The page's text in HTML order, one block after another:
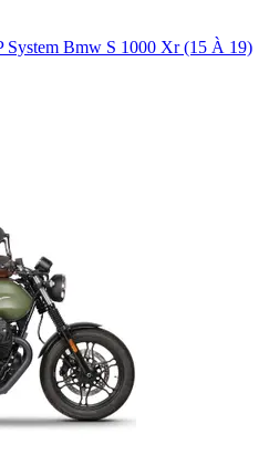
System Bmw S 1000 Xr (15 À 19)